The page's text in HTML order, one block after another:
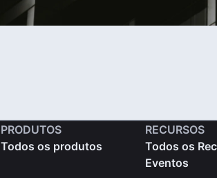
PRODUTOS
Todos os produtos
RECURSOS
Todos os
Eventos